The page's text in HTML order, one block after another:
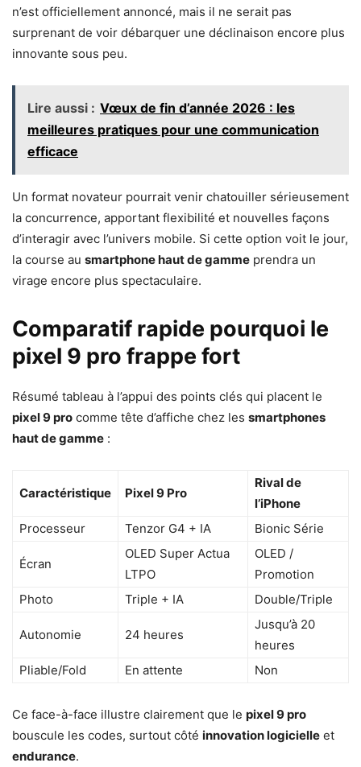
n’est officiellement annoncé, mais il ne serait pas
surprenant de voir débarquer une déclinaison encore plus
innovante sous peu.
Lire aussi : Vœux de fin d’année 2026 : les
meilleures pratiques pour une communication
efficace
Un format novateur pourrait venir chatouiller sérieusement
la concurrence, apportant flexibilité et nouvelles façons
d’interagir avec l’univers mobile. Si cette option voit le jour,
la course au smartphone haut de gamme prendra un
virage encore plus spectaculaire.
Comparatif rapide pourquoi le
pixel 9 pro frappe fort
Résumé tableau à l’appui des points clés qui placent le
pixel 9 pro comme tête d’affiche chez les smartphones
haut de gamme :
Caractéristique Pixel 9 Pro
Rival de
l’iPhone
Processeur
Tenzor G4 + IA Bionic Série
Écran
OLED Super Actua
LTPO
OLED /
Promotion
Photo
Triple + IA Double/Triple
Autonomie 24 heures
Jusqu’à 20
heures
Pliable/Fold
En attente Non
Ce face-à-face illustre clairement que le pixel 9 pro
bouscule les codes, surtout côté innovation logicielle et
endurance.